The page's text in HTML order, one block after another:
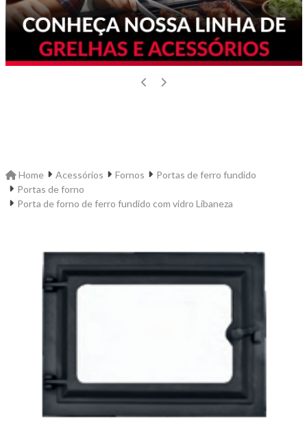
Home Acessórios Fornos
Portas de ferro fundido
Portas de forno
Porta de forno de ferro fundido com vidro Libaneza